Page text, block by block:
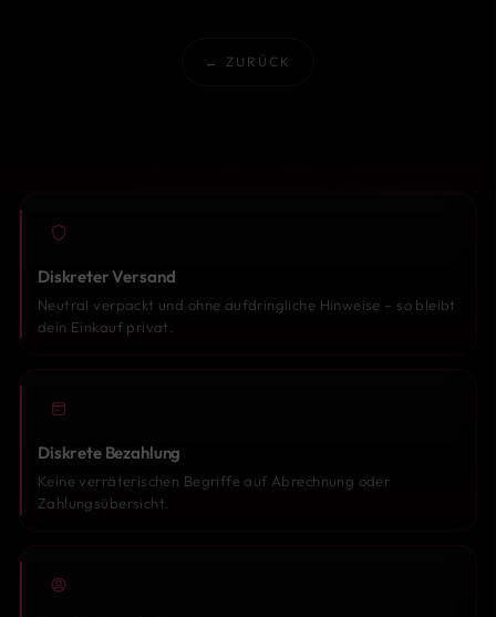
← ZURÜCK
Diskreter Versand
Neutral verpackt und ohne aufdringliche Hinweise – so bleibt
dein Einkauf privat.
Diskrete Bezahlung
Keine verräterischen Begriffe auf Abrechnung oder
Zahlungsübersicht.